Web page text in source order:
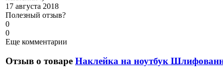
17 августа 2018
Полезный отзыв?
0
0
Еще комментарии
Отзыв о товаре Наклейка на ноутбук